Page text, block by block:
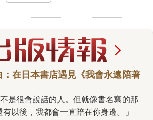
：在日本書店遇見《我會永遠陪著
以後，我都會一直陪在你身邊。」